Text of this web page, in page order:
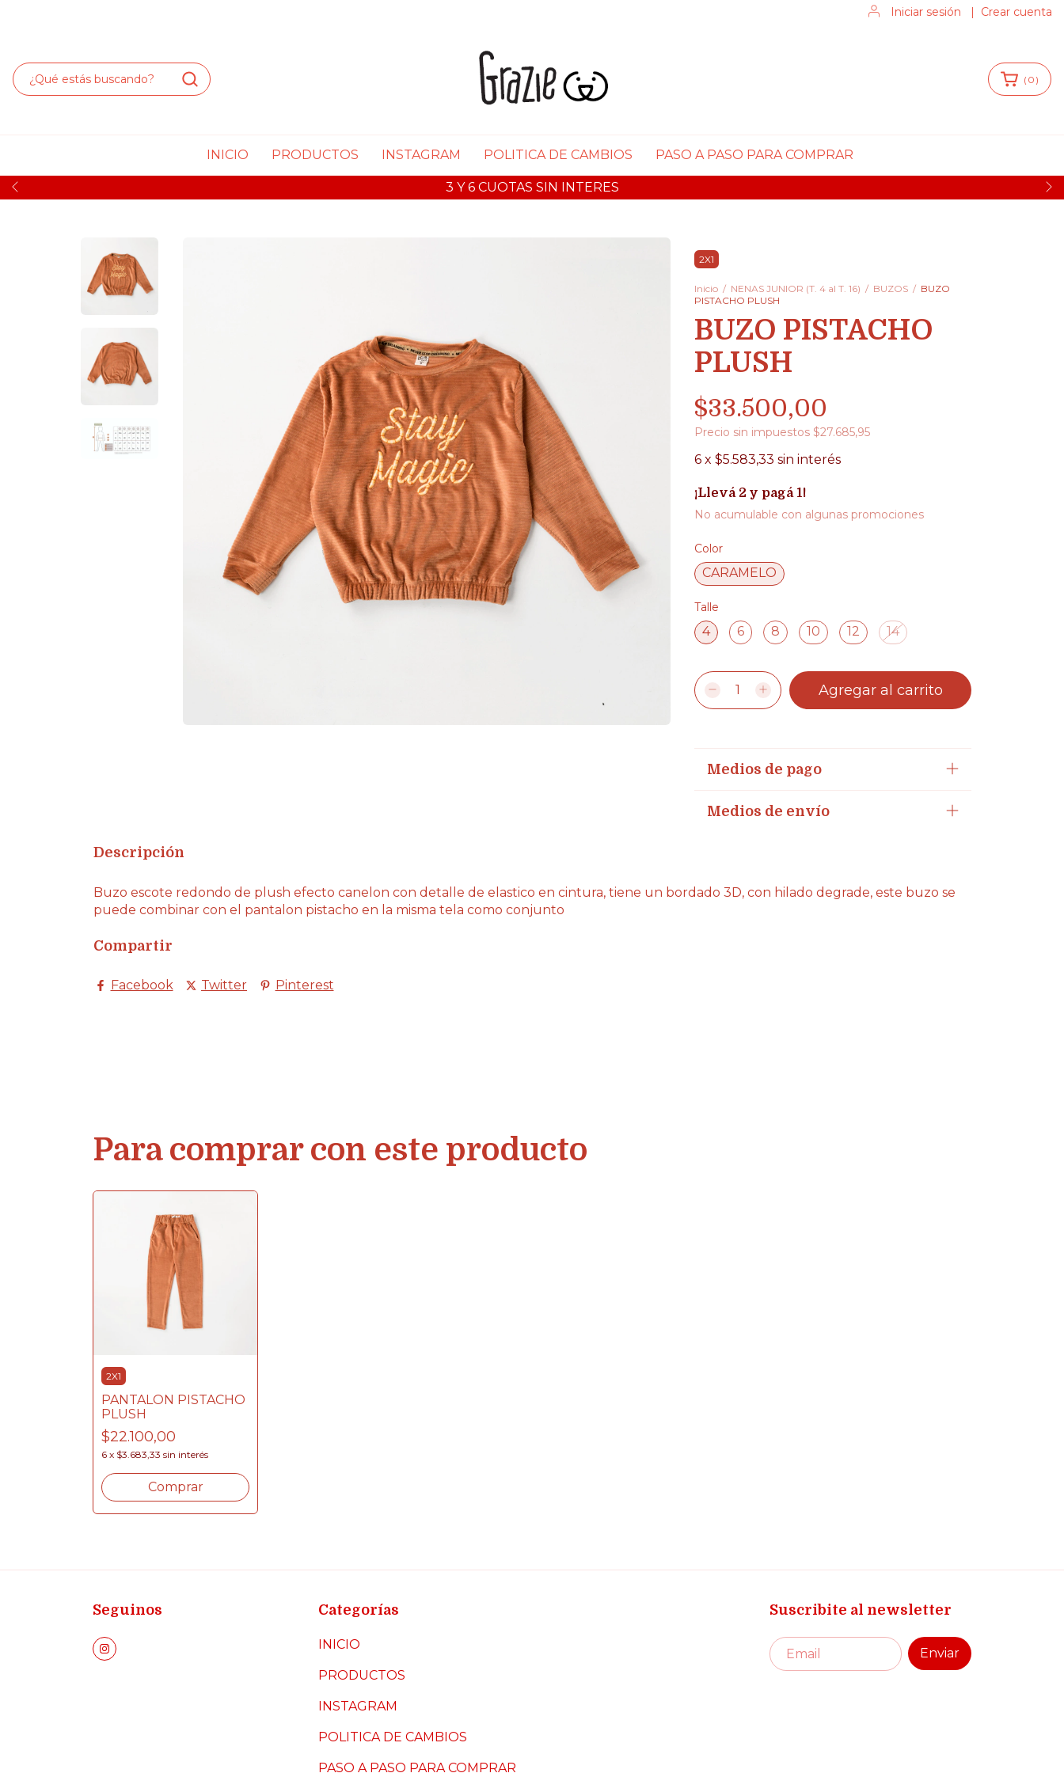
Iniciar sesión | Crear cuenta
3 Y 6 CUOTAS SIN INTERES
( 0 )
INICIO PRODUCTOS INSTAGRAM POLITICA DE CAMBIOS PASO A PASO PARA COMPRAR
2X1
Inicio / NENAS JUNIOR (T. 4 al T. 16) / BUZOS / BUZO
PISTACHO PLUSH
BUZO PISTACHO
PLUSH
$33.500,00
Precio sin impuestos $27.685,95
6 x $5.583,33 sin interés
¡Llevá 2 y pagá 1!
No acumulable con algunas promociones
Color
CARAMELO
Talle
4 6 8 10 12 14
Medios de pago
Medios de envío
Descripción
Buzo escote redondo de plush efecto canelon con detalle de elastico en cintura, tiene un bordado 3D, con hilado degrade, este buzo se
puede combinar con el pantalon pistacho en la misma tela como conjunto
Compartir
Facebook Twitter Pinterest
Para comprar con este producto
2X1
PANTALON PISTACHO
PLUSH
$22.100,00
6 x $3.683,33 sin interés
Comprar
Seguinos Categorías
INICIO
PRODUCTOS
INSTAGRAM
POLITICA DE CAMBIOS
PASO A PASO PARA COMPRAR
Suscribite al newsletter